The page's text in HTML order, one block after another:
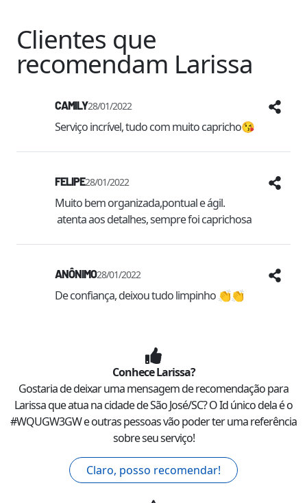
Clientes que
recomendam Larissa
CAMILY28/01/2022
Serviço incrível, tudo com muito capricho😘
FELIPE28/01/2022
Muito bem organizada,pontual e ágil.
atenta aos detalhes, sempre foi caprichosa
ANÔNIMO28/01/2022
De confiança, deixou tudo limpinho 👏👏
ConheceLarissa?
Gostaria de deixar uma mensagem de recomendação para
Larissaque atua na cidade deSão José/SC? O Id único dela é o
#WQUGW3GWe outras pessoas vão poder ter uma referência
sobre seu serviço!
Claro, posso recomendar!